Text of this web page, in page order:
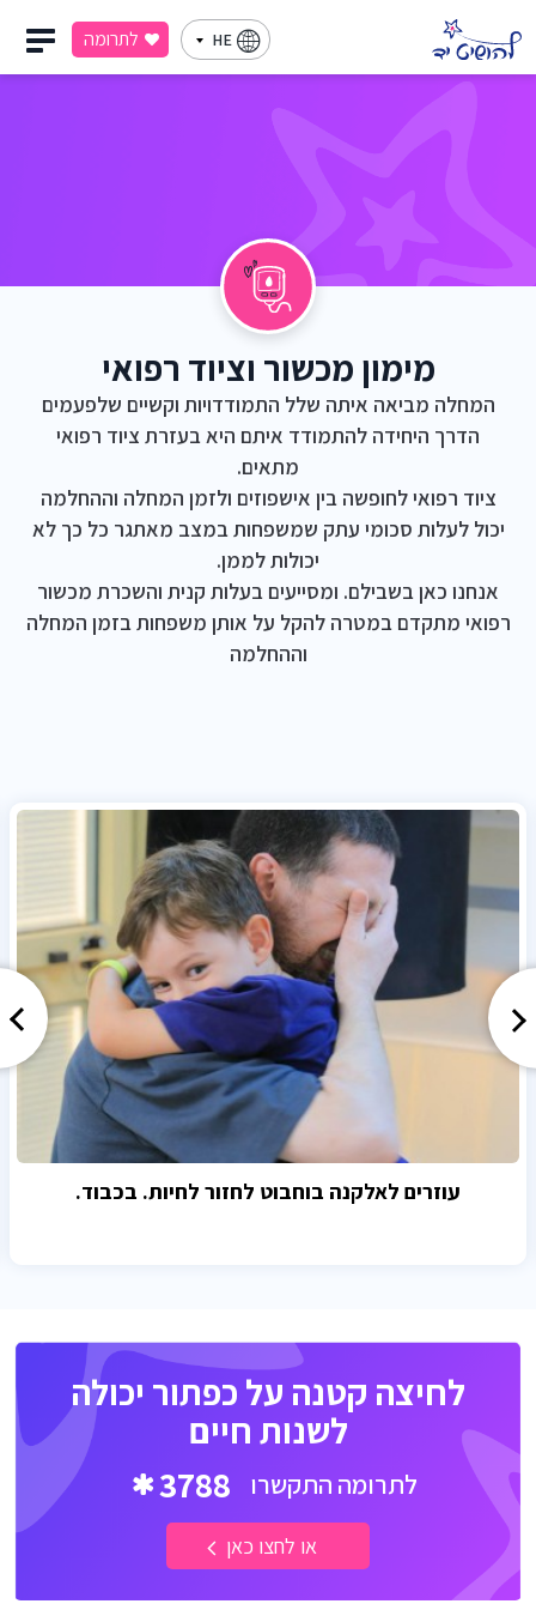
HE לתרומה
מימון מכשור וציוד רפואי
המחלה מביאה איתה שלל התמודדויות וקשיים שלפעמים
הדרך היחידה להתמודד איתם היא בעזרת ציוד רפואי
מתאים.
ציוד רפואי לחופשה בין אישפוזים ולזמן המחלה וההחלמה
יכול לעלות סכומי עתק שמשפחות במצב מאתגר כל כך לא
יכולות לממן.
אנחנו כאן בשבילם. ומסייעים בעלות קנית והשכרת מכשור
רפואי מתקדם במטרה להקל על אותן משפחות בזמן המחלה
וההחלמה
עוזרים לאלקנה בוחבוט לחזור לחיות. בכבוד.
לחיצה קטנה על כפתור יכולה
לשנות חיים
לתרומה התקשרו 3788
או לחצו כאן